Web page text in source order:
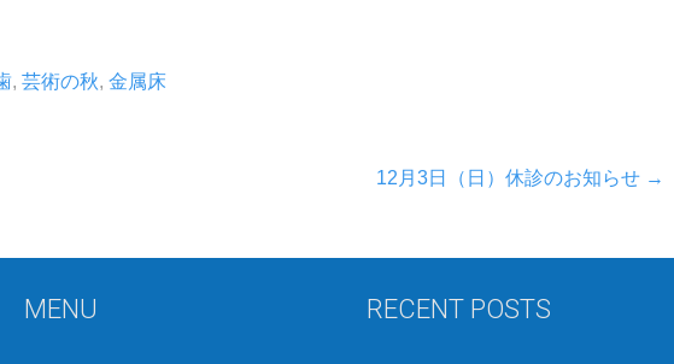
, 芸術の秋, 金属床
12月3日（日）休診のお知らせ →
MENU RECENT POSTS